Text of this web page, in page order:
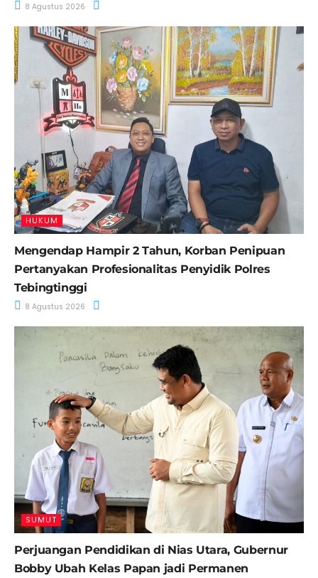
8 Agustus 2026
HUKUM
Mengendap Hampir 2 Tahun, Korban Penipuan
Pertanyakan Profesionalitas Penyidik Polres
Tebingtinggi
8 Agustus 2026
SUMUT
Perjuangan Pendidikan di Nias Utara, Gubernur
Bobby Ubah Kelas Papan jadi Permanen